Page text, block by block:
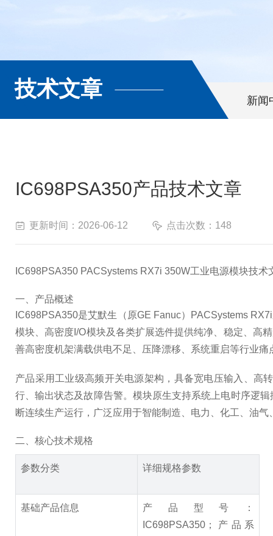
技术文章 新闻
IC698PSA350产品技术文章
更新时间：2026-06-12 点击次数：148
IC698PSA350 PACSystems RX7i 350W工业电源模块技术
一、产品概述
IC698PSA350是艾默生（原GE Fanuc）PACSystems
模块、高密度I/O模块及各类扩展选件提供纯净、稳定、高
善高密度机架满载供电不足、压降漂移、系统重启等行业痛
产品采用工业级高频开关电源架构，具备宽电压输入、高
行、输出状态及故障告警。模块原生支持系统上电时序逻
断连续生产运行，广泛应用于智能制造、电力、化工、油
二、核心技术规格
参数分类 详细规格参数
基础产品信息
产品型号：
IC698PSA350；产品系